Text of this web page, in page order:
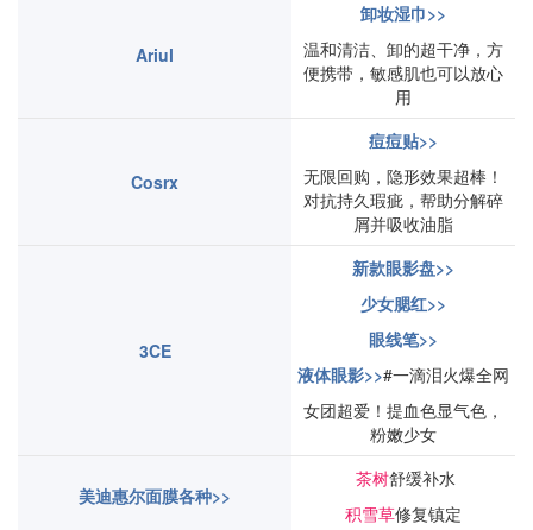
Ariul
卸妆湿巾>>
温和清洁、卸的超干净，方
便携带，敏感肌也可以放心
用
Cosrx
痘痘贴>>
无限回购，隐形效果超棒！
对抗持久瑕疵，帮助分解碎
屑并吸收油脂
3CE
新款眼影盘>>
少女腮红>>
眼线笔>>
液体眼影>>#一滴泪火爆全网
女团超爱！提血色显气色，
粉嫩少女
美迪惠尔面膜各种>>
茶树舒缓补水
积雪草修复镇定